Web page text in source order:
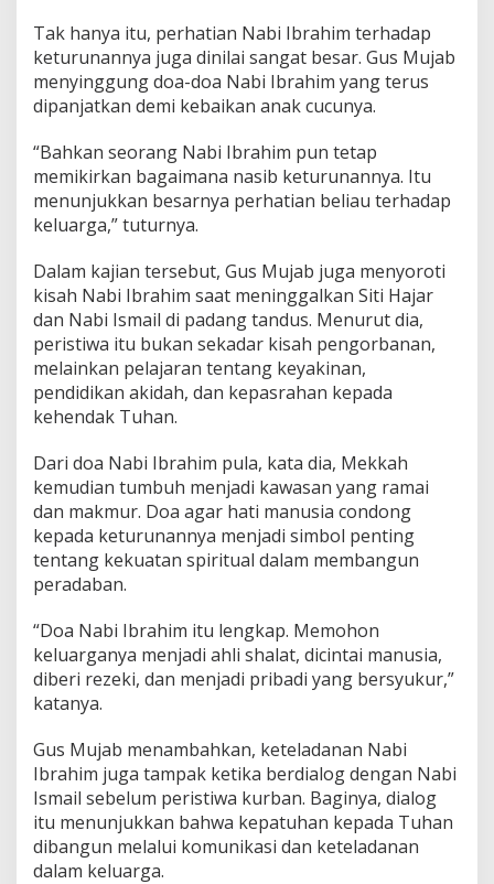
Tak hanya itu, perhatian Nabi Ibrahim terhadap
keturunannya juga dinilai sangat besar. Gus Mujab
menyinggung doa-doa Nabi Ibrahim yang terus
dipanjatkan demi kebaikan anak cucunya.
“Bahkan seorang Nabi Ibrahim pun tetap
memikirkan bagaimana nasib keturunannya. Itu
menunjukkan besarnya perhatian beliau terhadap
keluarga,” tuturnya.
Dalam kajian tersebut, Gus Mujab juga menyoroti
kisah Nabi Ibrahim saat meninggalkan Siti Hajar
dan Nabi Ismail di padang tandus. Menurut dia,
peristiwa itu bukan sekadar kisah pengorbanan,
melainkan pelajaran tentang keyakinan,
pendidikan akidah, dan kepasrahan kepada
kehendak Tuhan.
Dari doa Nabi Ibrahim pula, kata dia, Mekkah
kemudian tumbuh menjadi kawasan yang ramai
dan makmur. Doa agar hati manusia condong
kepada keturunannya menjadi simbol penting
tentang kekuatan spiritual dalam membangun
peradaban.
“Doa Nabi Ibrahim itu lengkap. Memohon
keluarganya menjadi ahli shalat, dicintai manusia,
diberi rezeki, dan menjadi pribadi yang bersyukur,”
katanya.
Gus Mujab menambahkan, keteladanan Nabi
Ibrahim juga tampak ketika berdialog dengan Nabi
Ismail sebelum peristiwa kurban. Baginya, dialog
itu menunjukkan bahwa kepatuhan kepada Tuhan
dibangun melalui komunikasi dan keteladanan
dalam keluarga.